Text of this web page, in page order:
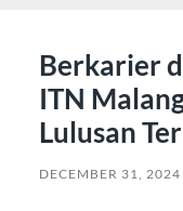
Berkarier
ITN
Lulusan
DECEMBER 31, 2024